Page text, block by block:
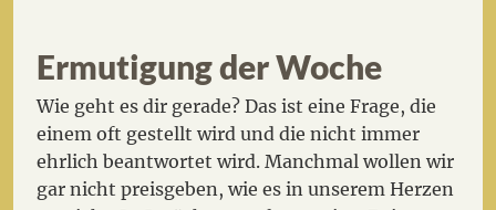
Ermutigung der Woche
Wie geht es dir gerade? Das ist eine Frage, die
einem oft gestellt wird und die nicht immer
ehrlich beantwortet wird. Manchmal wollen wir
gar nicht preisgeben, wie es in unserem Herzen